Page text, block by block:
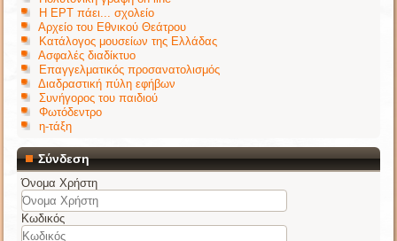
Η ΕΡΤ πάει... σχολείο
Αρχείο του Εθνικού Θεάτρου
Κατάλογος μουσείων της Ελλάδας
Ασφαλές διαδίκτυο
Επαγγελματικός προσανατολισμός
Διαδραστική πύλη εφήβων
Συνήγορος του παιδιού
Φωτόδεντρο
η-τάξη
Σύνδεση
Όνομα Χρήστη
Κωδικός